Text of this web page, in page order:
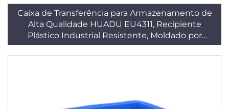
Caixa de Transferência para Armazenamento de
Alta Qualidade HUADU EU4311, Recipiente
Plástico Industrial Resistente, Moldado por
Injeção em PP